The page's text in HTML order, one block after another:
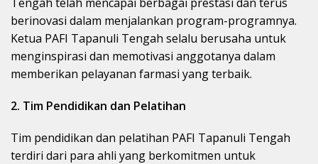
berinovasi dalam menjalankan program-programnya.
Ketua PAFI Tapanuli Tengah selalu berusaha untuk
menginspirasi dan memotivasi anggotanya dalam
memberikan pelayanan farmasi yang terbaik.
2. Tim Pendidikan dan Pelatihan
Tim pendidikan dan pelatihan PAFI Tapanuli Tengah
terdiri dari para ahli yang berkomitmen untuk